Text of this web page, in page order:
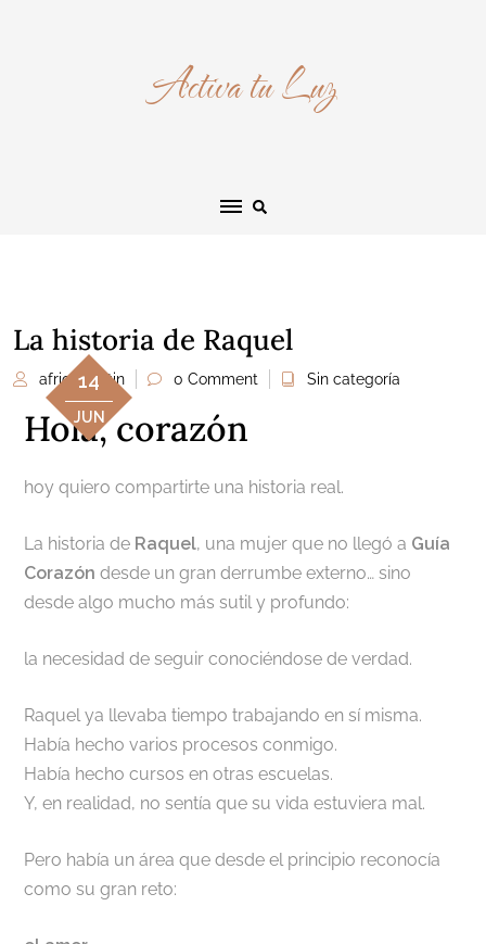
Activa tu Luz
14
JUN
La historia de Raquel
africamartin 0 Comment Sin categoría
Hola, corazón
hoy quiero compartirte una historia real.
La historia de Raquel, una mujer que no llegó a Guía
Corazón desde un gran derrumbe externo… sino
desde algo mucho más sutil y profundo:
la necesidad de seguir conociéndose de verdad.
Raquel ya llevaba tiempo trabajando en sí misma.
Había hecho varios procesos conmigo.
Había hecho cursos en otras escuelas.
Y, en realidad, no sentía que su vida estuviera mal.
Pero había un área que desde el principio reconocía
como su gran reto: